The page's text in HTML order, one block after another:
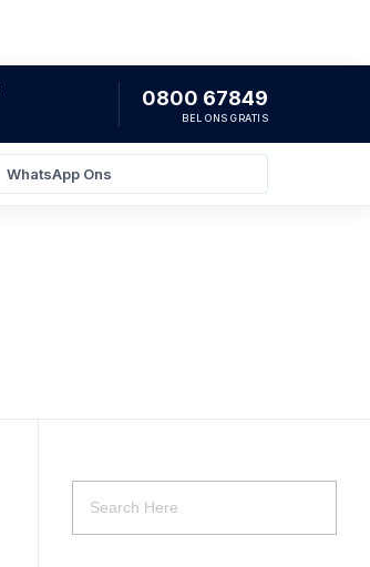
0800 67849
BEL ONS GRATIS
WhatsApp Ons